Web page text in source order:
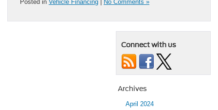
Posted in Vehicle Financing No Comments »
Connect with us
Archives
April 2024